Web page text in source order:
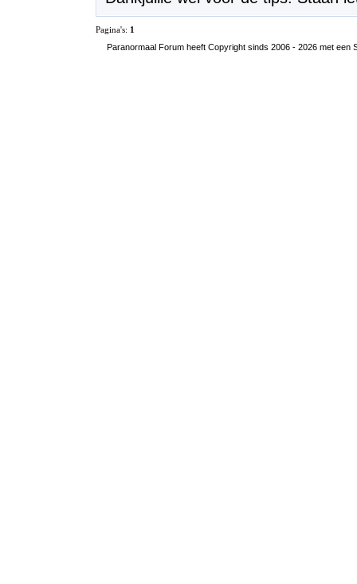
Pagina's: 1
Paranormaal Forum heeft Copyright sinds 2006 - 2026 met een